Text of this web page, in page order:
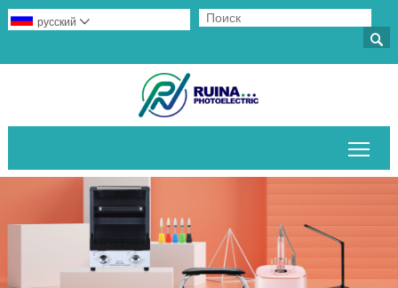

русский 